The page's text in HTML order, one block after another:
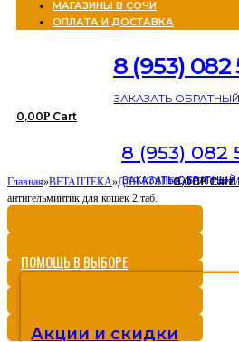
МАГАЗИНЫ В СОЧИ
ОПЛАТА И ДОСТАВКА
8 (953) 082
ЗАКАЗАТЬ
0,00Р Cart
8 (953) 082
ЗАКАЗАТЬ0,00Р Cart
Главная»ВЕТАПТЕКА»ДЛЯ КОШЕК»ОТ
антигельминтик для кошек 2 таб.
ПОМОЩЬ В ВЫБОРЕ
Акции и скидки